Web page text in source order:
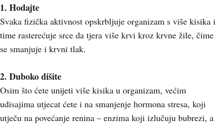
1. Hodajte
Svaka fizička aktivnost opskrbljuje organizam s više kisika i
time rasterećuje srce da tjera više krvi kroz krvne žile, čime
se smanjuje i krvni tlak.
2. Duboko dišite
Osim što ćete unijeti više kisika u organizam, većim
udisajima utjecat ćete i na smanjenje hormona stresa, koji
utječu na povećanje renina – enzima koji izlučuju bubrezi, a